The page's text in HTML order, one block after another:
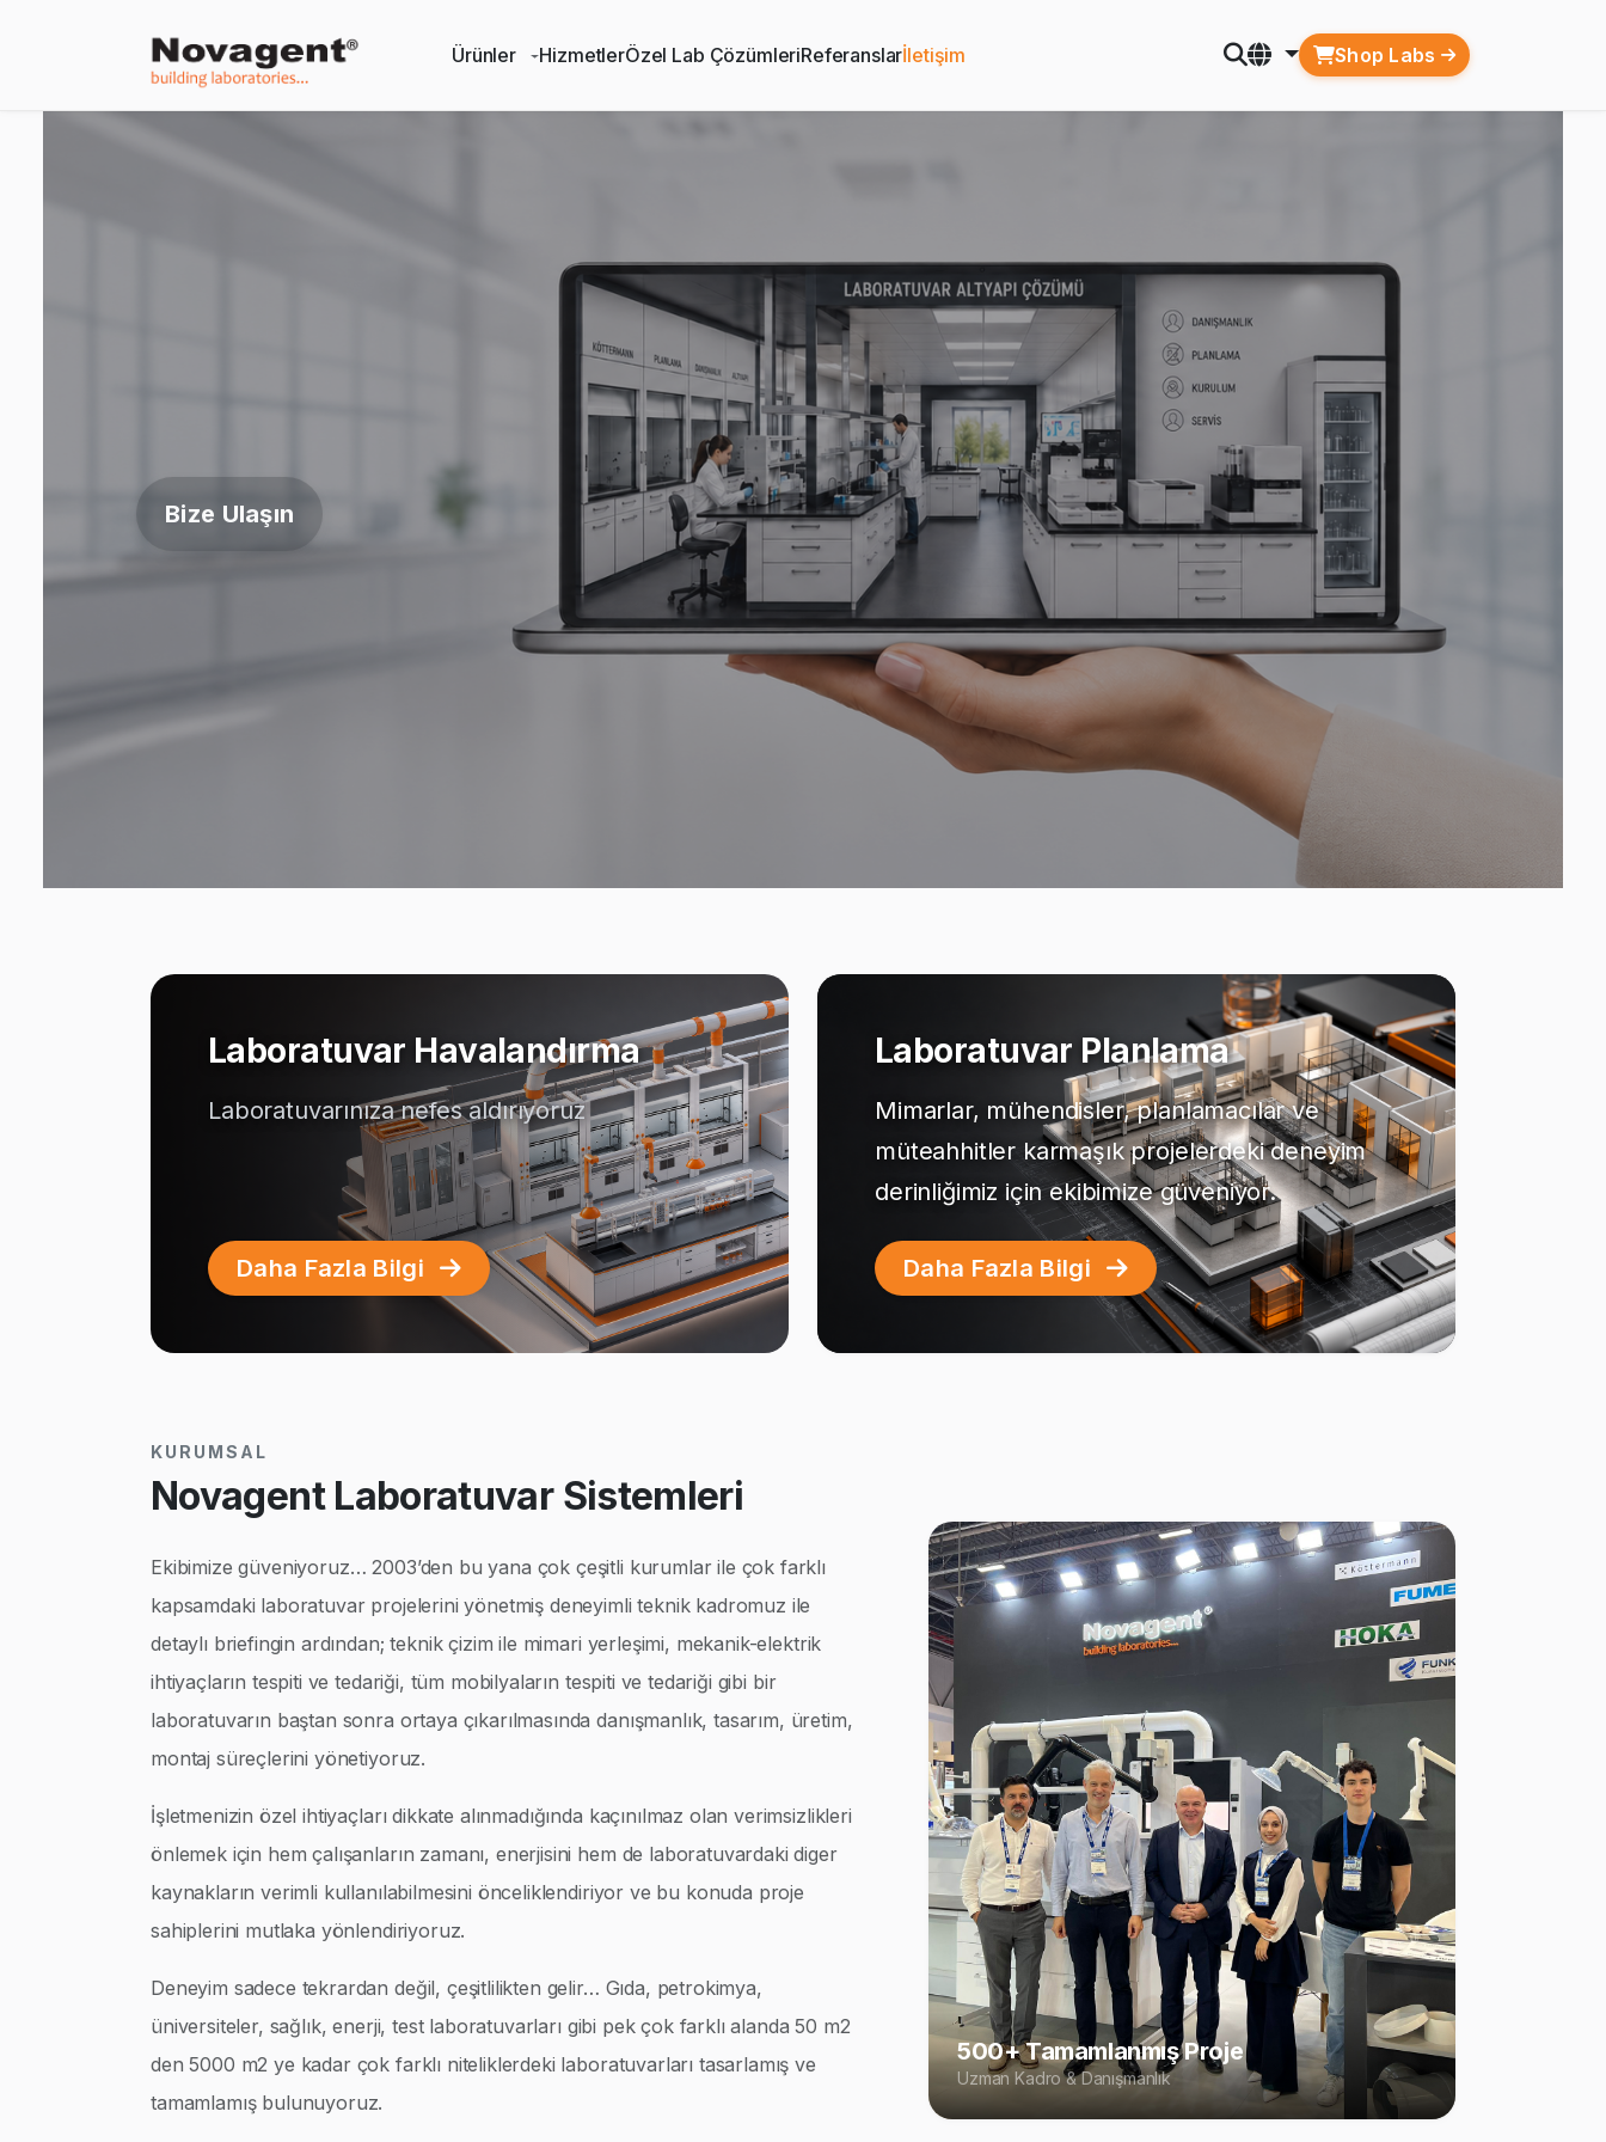
Ürünler HizmetlerÖzel Lab ÇözümleriReferanslarİletişim Shop Labs
Bize Ulaşın
Laboratuvar Havalandırma
Laboratuvarınıza nefes aldırıyoruz
Daha Fazla Bilgi
Laboratuvar Planlama
Mimarlar, mühendisler, planlamacılar ve
müteahhitler karmaşık projelerdeki deneyim
derinliğimiz için ekibimize güveniyor.
Daha Fazla Bilgi
KURUMSAL
Novagent Laboratuvar Sistemleri
Ekibimize güveniyoruz… 2003’den bu yana çok çeşitli kurumlar ile çok farklı
kapsamdaki laboratuvar projelerini yönetmiş deneyimli teknik kadromuz ile
detaylı briefingin ardından; teknik çizim ile mimari yerleşimi, mekanik-elektrik
ihtiyaçların tespiti ve tedariği, tüm mobilyaların tespiti ve tedariği gibi bir
laboratuvarın baştan sonra ortaya çıkarılmasında danışmanlık, tasarım, üretim,
montaj süreçlerini yönetiyoruz.
İşletmenizin özel ihtiyaçları dikkate alınmadığında kaçınılmaz olan verimsizlikleri
önlemek için hem çalışanların zamanı, enerjisini hem de laboratuvardaki diger
kaynakların verimli kullanılabilmesini önceliklendiriyor ve bu konuda proje
sahiplerini mutlaka yönlendiriyoruz.
Deneyim sadece tekrardan değil, çeşitlilikten gelir… Gıda, petrokimya,
üniversiteler, sağlık, enerji, test laboratuvarları gibi pek çok farklı alanda 50 m2
den 5000 m2 ye kadar çok farklı niteliklerdeki laboratuvarları tasarlamış ve
tamamlamış bulunuyoruz.
500+ Tamamlanmış Proje
Uzman Kadro & Danışmanlık